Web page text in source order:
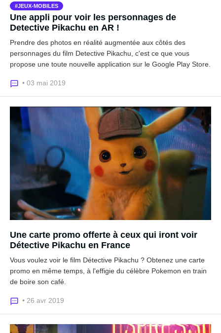
JEUX-MOBILES
Une appli pour voir les personnages de
Detective Pikachu en AR !
Prendre des photos en réalité augmentée aux côtés des
personnages du film Detective Pikachu, c'est ce que vous
propose une toute nouvelle application sur le Google Play Store.
• 03 mai 2019
Une carte promo offerte à ceux qui iront voir
Détective Pikachu en France
Vous voulez voir le film Détective Pikachu ? Obtenez une carte
promo en même temps, à l'effigie du célèbre Pokemon en train
de boire son café.
• 26 avr 2019